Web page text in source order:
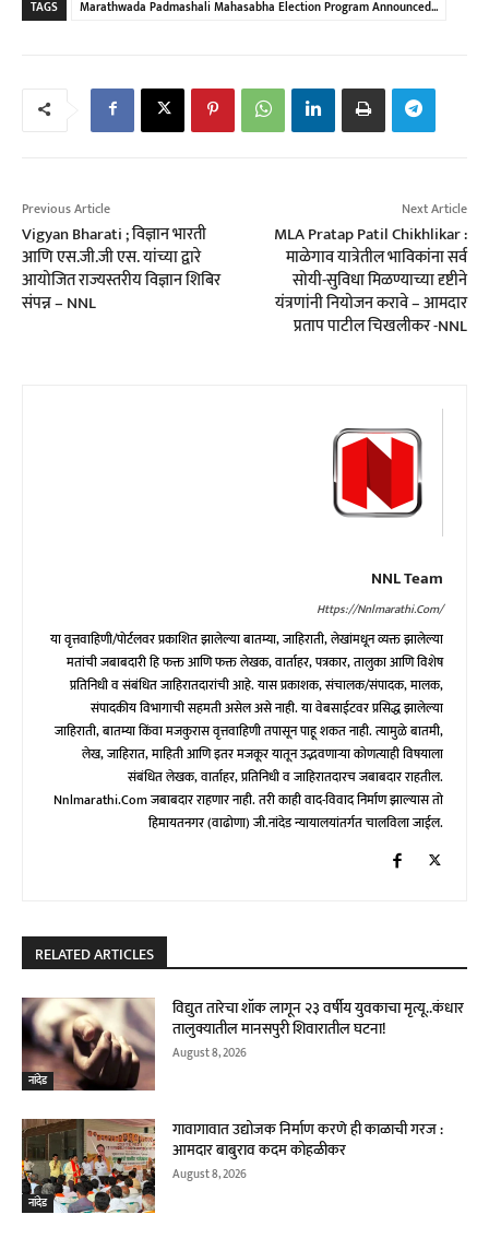
TAGS Marathwada Padmashali Mahasabha Election Program Announced...
Previous Article
Vigyan Bharati ; विज्ञान भारती
आणि एस.जी.जी एस. यांच्या द्वारे
आयोजित राज्यस्तरीय विज्ञान शिबिर
संपन्न – NNL
Next Article
MLA Pratap Patil Chikhlikar :
माळेगाव यात्रेतील भाविकांना सर्व
सोयी-सुविधा मिळण्याच्या दृष्टीने
यंत्रणांनी नियोजन करावे – आमदार
प्रताप पाटील चिखलीकर -NNL
NNL Team
Https://nnlmarathi.com/
या वृत्तवाहिणी/पोर्टलवर प्रकाशित झालेल्या बातम्या, जाहिराती, लेखांमधून व्यक्त झालेल्या
मतांची जबाबदारी हि फक्त आणि फक्त लेखक, वार्ताहर, पत्रकार, तालुका आणि विशेष
प्रतिनिधी व संबंधित जाहिरातदारांची आहे. यास प्रकाशक, संचालक/संपादक, मालक,
संपादकीय विभागाची सहमती असेल असे नाही. या वेबसाईटवर प्रसिद्ध झालेल्या
जाहिराती, बातम्या किंवा मजकुरास वृत्तवाहिणी तपासून पाहू शकत नाही. त्यामुळे बातमी,
लेख, जाहिरात, माहिती आणि इतर मजकूर यातून उद्भवणाऱ्या कोणत्याही विषयाला
संबंधित लेखक, वार्ताहर, प्रतिनिधी व जाहिरातदारच जबाबदार राहतील.
Nnlmarathi.com जबाबदार राहणार नाही. तरी काही वाद-विवाद निर्माण झाल्यास तो
हिमायतनगर (वाढोणा) जी.नांदेड न्यायालयांतर्गत चालविला जाईल.
RELATED ARTICLES
नांदेड
विद्युत तारेचा शॉक लागून २३ वर्षीय युवकाचा मृत्यू..कंधार
तालुक्यातील मानसपुरी शिवारातील घटना!
August 8, 2026
नांदेड
गावागावात उद्योजक निर्माण करणे ही काळाची गरज :
आमदार बाबुराव कदम कोहळीकर
August 8, 2026